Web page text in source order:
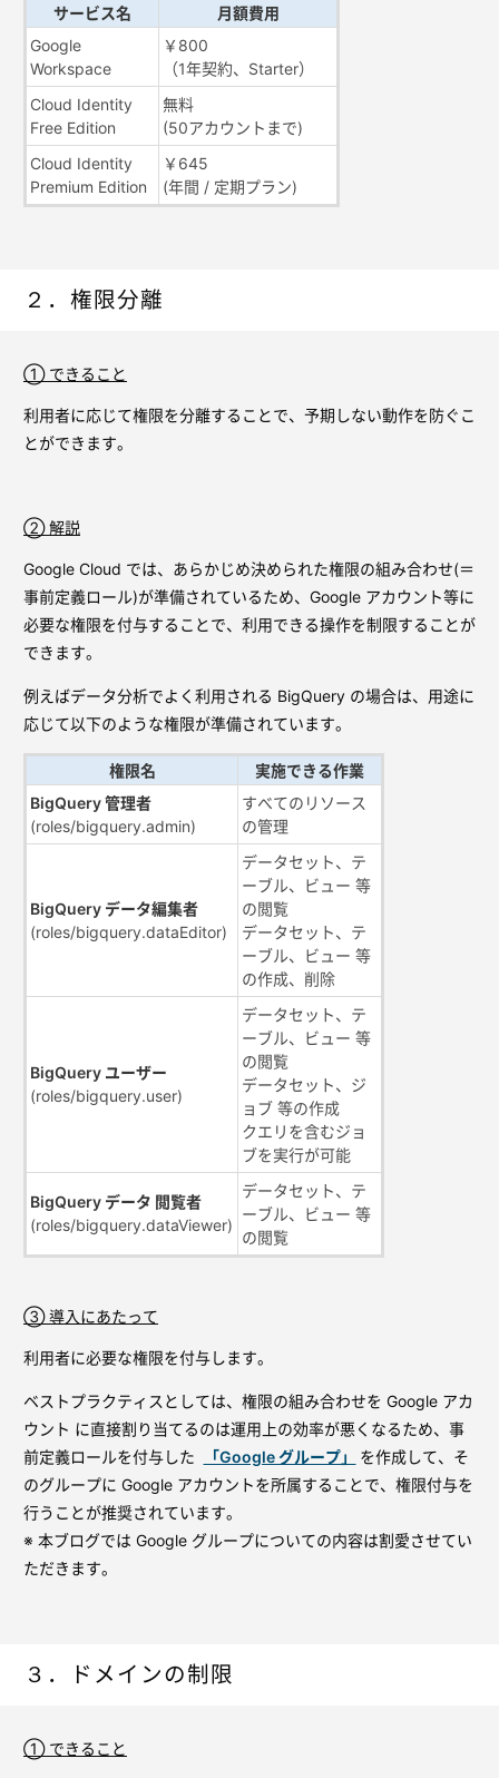
サービス名
月額費用
Google
Workspace
￥800
（1年契約、Starter）
Cloud Identity
Free Edition
無料
(50アカウントまで)
Cloud Identity
Premium Edition
￥645
(年間 / 定期プラン)
２．権限分離
① できること
利用者に応じて権限を分離することで、予期しない動作を防ぐこ
とができます。
② 解説
Google Cloud では、あらかじめ決められた権限の組み合わせ(＝
事前定義ロール)が準備されているため、Google アカウント等に
必要な権限を付与することで、利用できる操作を制限することが
できます。
例えばデータ分析でよく利用される BigQuery の場合は、用途に
応じて以下のような権限が準備されています。
権限名
実施できる作業
BigQuery 管理者
(roles/bigquery.admin)
すべてのリソース
の管理
BigQuery データ編集者
(roles/bigquery.dataEditor)
データセット、テ
ーブル、ビュー 等
の閲覧
データセット、テ
ーブル、ビュー 等
の作成、削除
BigQuery ユーザー
(roles/bigquery.user)
データセット、テ
ーブル、ビュー 等
の閲覧
データセット、ジ
ョブ 等の作成
クエリを含むジョ
ブを実行が可能
BigQuery データ 閲覧者
(roles/bigquery.dataViewer)
データセット、テ
ーブル、ビュー 等
の閲覧
③ 導入にあたって
利用者に必要な権限を付与します。
ベストプラクティスとしては、権限の組み合わせを Google アカ
ウント に直接割り当てるのは運用上の効率が悪くなるため、事
前定義ロールを付与した
「Google グループ」
を作成して、そ
のグループに Google アカウントを所属することで、権限付与を
行うことが推奨されています。
※ 本ブログでは Google グループについての内容は割愛させてい
ただきます。
３．ドメインの制限
① できること